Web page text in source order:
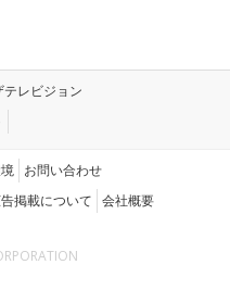
テレビジョン
お問い合わせ
掲載について 会社概要